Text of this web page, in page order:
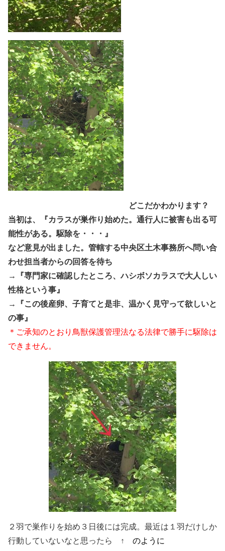
どこだかわかります？
当初は、『カラスが巣作り始めた。通行人に被害も出る可
能性がある。駆除を・・・』
など意見が出ました。管轄する中央区土木事務所へ問い合
わせ担当者からの回答を待ち
→『専門家に確認したところ、ハシボソカラスで大人しい
性格という事』
→『この後産卵、子育てと是非、温かく見守って欲しいと
の事』
＊ご承知のとおり鳥獣保護管理法なる法律で勝手に駆除は
できません。
２羽で巣作りを始め３日後には完成。最近は１羽だけしか
行動していないなと思ったら
↑
のように